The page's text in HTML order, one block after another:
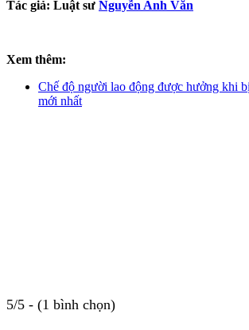
Tác giả: Luật sư Nguyễn Anh Văn
Xem thêm:
Chế độ người lao động được hưởng khi
mới nhất
5/5 - (1 bình chọn)